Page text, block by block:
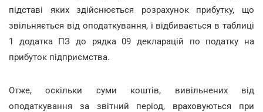
підставі яких здійснюється розрахунок прибутку, що
звільняється від оподаткування, і відбивається в таблиці
1 додатка ПЗ до рядка 09 декларацій по податку на
прибуток підприємства.
Отже, оскільки суми коштів, вивільнених від
оподаткування за звітний період, враховуються при